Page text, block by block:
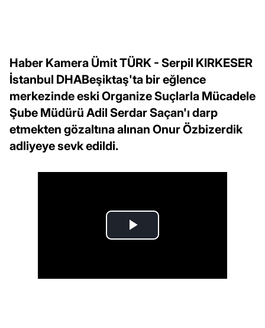
Haber Kamera Ümit TÜRK - Serpil KIRKESER
İstanbul DHABeşiktaş'ta bir eğlence
merkezinde eski Organize Suçlarla Mücadele
Şube Müdürü Adil Serdar Saçan'ı darp
etmekten gözaltına alınan Onur Özbizerdik
adliyeye sevk edildi.